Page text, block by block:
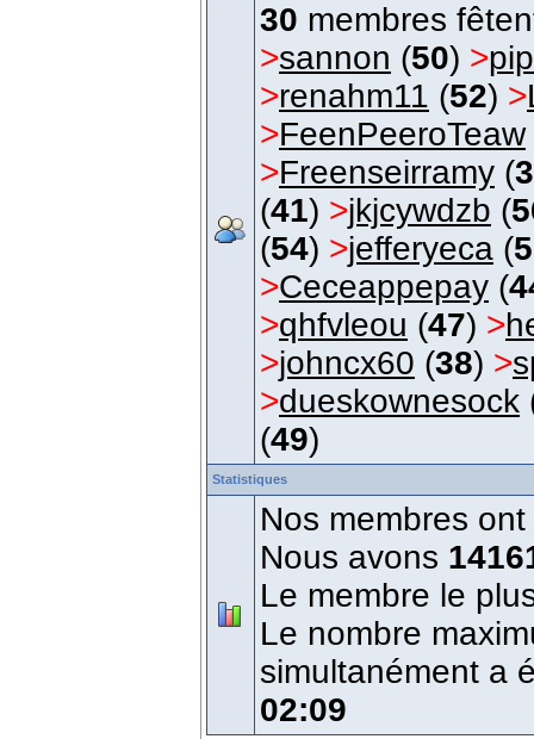
30 membres
>sannon (50) >
>renahm11 (52) >
>FeenPeeroTeaw
>Freenseirramy (
(41) >jkjcywdzb (
(54) >jefferyeca (
>Ceceappepay (
>qhfvleou (47) >
>johncx60 (38) >
>dueskownesock
(49)
Statistiques
Nos membres
Nous avons
Le membre le
Le nombre
simultanément a
02:09